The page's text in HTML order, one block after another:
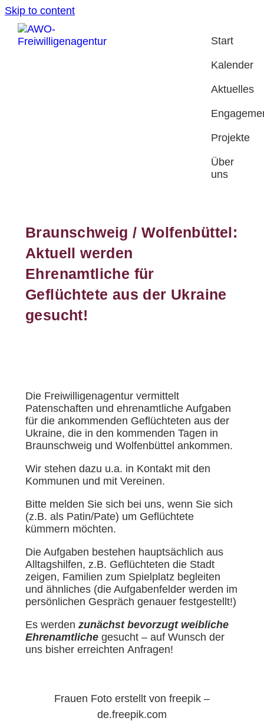
Skip to content
Start
Kalender
Aktuelles
Projekte
Über
uns
Braunschweig / Wolfenbüttel:
Aktuell werden
Ehrenamtliche für
Geflüchtete aus der Ukraine
gesucht!
Die Freiwilligenagentur vermittelt
Patenschaften und ehrenamtliche Aufgaben
für die ankommenden Geflüchteten aus der
Ukraine, die in den kommenden Tagen in
Braunschweig und Wolfenbüttel ankommen.
Wir stehen dazu u.a. in Kontakt mit den
Kommunen und mit Vereinen.
Bitte melden Sie sich bei uns, wenn Sie sich
(z.B. als Patin/Pate) um Geflüchtete
kümmern möchten.
Die Aufgaben bestehen hauptsächlich aus
Alltagshilfen, z.B. Geflüchteten die Stadt
zeigen, Familien zum Spielplatz begleiten
und ähnliches (die Aufgabenfelder werden im
persönlichen Gespräch genauer festgestellt!)
Es werden zunächst bevorzugt weibliche
Ehrenamtliche gesucht – auf Wunsch der
uns bisher erreichten Anfragen!
Frauen Foto erstellt von freepik –
de.freepik.com